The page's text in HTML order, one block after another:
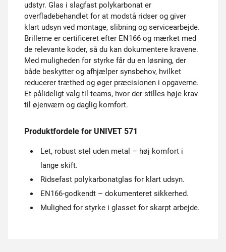
udstyr. Glas i slagfast polykarbonat er
overfladebehandlet for at modstå ridser og giver
klart udsyn ved montage, slibning og servicearbejde.
Brillerne er certificeret efter EN166 og mærket med
de relevante koder, så du kan dokumentere kravene.
Med muligheden for styrke får du en løsning, der
både beskytter og afhjælper synsbehov, hvilket
reducerer træthed og øger præcisionen i opgaverne.
Et pålideligt valg til teams, hvor der stilles høje krav
til øjenværn og daglig komfort.
Produktfordele for UNIVET 571
Let, robust stel uden metal – høj komfort i
lange skift.
Ridsefast polykarbonatglas for klart udsyn.
EN166-godkendt – dokumenteret sikkerhed.
Mulighed for styrke i glasset for skarpt arbejde.